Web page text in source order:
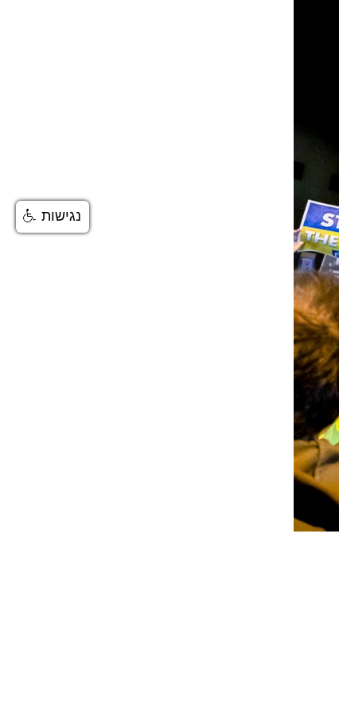
נגישות